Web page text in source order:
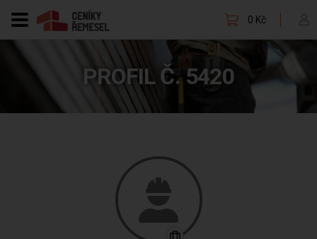
0 Kč
PROFIL Č. 5420